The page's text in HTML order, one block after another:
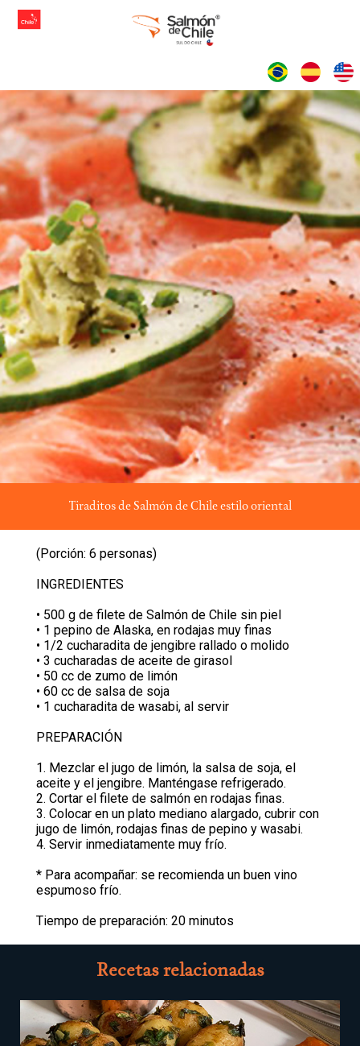
Tiraditos de Salmón de Chile estilo oriental
(Porción: 6 personas)
INGREDIENTES
• 500 g de filete de Salmón de Chile sin piel
• 1 pepino de Alaska, en rodajas muy finas
• 1/2 cucharadita de jengibre rallado o molido
• 3 cucharadas de aceite de girasol
• 50 cc de zumo de limón
• 60 cc de salsa de soja
• 1 cucharadita de wasabi, al servir
PREPARACIÓN
1. Mezclar el jugo de limón, la salsa de soja, el
aceite y el jengibre. Manténgase refrigerado.
2. Cortar el filete de salmón en rodajas finas.
3. Colocar en un plato mediano alargado, cubrir con
jugo de limón, rodajas finas de pepino y wasabi.
4. Servir inmediatamente muy frío.
* Para acompañar: se recomienda un buen vino
espumoso frío.
Tiempo de preparación: 20 minutos
Recetas relacionadas